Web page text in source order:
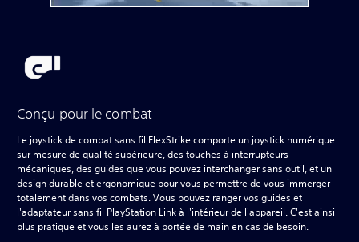
Conçu pour le combat
Le joystick de combat sans fil FlexStrike comporte un joystick numérique
sur mesure de qualité supérieure, des touches à interrupteurs
mécaniques, des guides que vous pouvez interchanger sans outil, et un
design durable et ergonomique pour vous permettre de vous immerger
totalement dans vos combats. Vous pouvez ranger vos guides et
l'adaptateur sans fil PlayStation Link à l'intérieur de l'appareil. C'est ainsi
plus pratique et vous les aurez à portée de main en cas de besoin.